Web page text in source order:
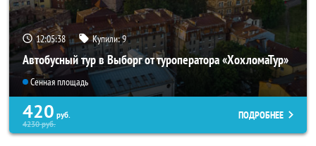
12:05:37 Купили:9
Автобусный тур в Выборг от туроператора «ХохломаТур»
Сенная площадь
420 руб.
4230руб.
ПОДРОБНЕЕ